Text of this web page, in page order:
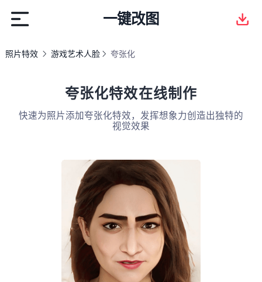
一键改图
照片特效 游戏艺术人脸 夸张化
夸张化特效在线制作
快速为照片添加夸张化特效，发挥想象力创造出独特的
视觉效果